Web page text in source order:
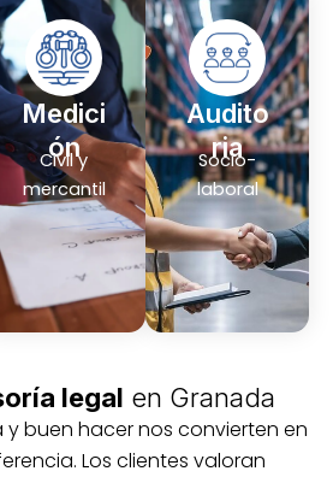
Medici
ón
Civil y
mercantil
Audito
ria
Socio-
laboral
legal en Granada
y buen hacer nos convierten en
Los clientes valoran